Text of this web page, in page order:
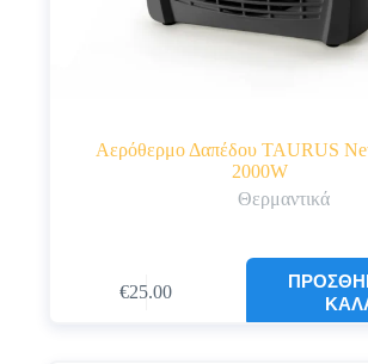
Αερόθερμο Δαπέδου TAURUS
2000W
Θερμαντικά
€25.00